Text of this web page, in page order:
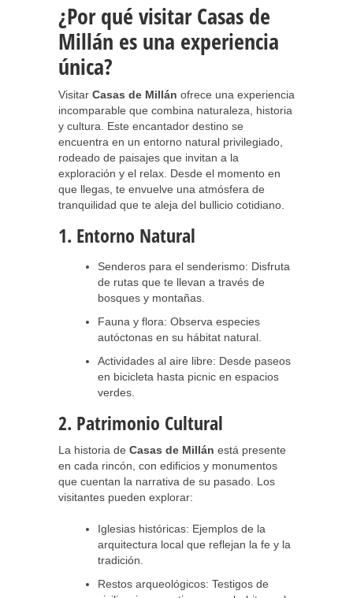
¿Por qué visitar Casas de
Millán es una experiencia
única?
Visitar Casas de Millán ofrece una experiencia
incomparable que combina naturaleza, historia
y cultura. Este encantador destino se
encuentra en un entorno natural privilegiado,
rodeado de paisajes que invitan a la
exploración y el relax. Desde el momento en
que llegas, te envuelve una atmósfera de
tranquilidad que te aleja del bullicio cotidiano.
1. Entorno Natural
Senderos para el senderismo: Disfruta
de rutas que te llevan a través de
bosques y montañas.
Fauna y flora: Observa especies
autóctonas en su hábitat natural.
Actividades al aire libre: Desde paseos
en bicicleta hasta picnic en espacios
verdes.
2. Patrimonio Cultural
La historia de Casas de Millán está presente
en cada rincón, con edificios y monumentos
que cuentan la narrativa de su pasado. Los
visitantes pueden explorar:
Iglesias históricas: Ejemplos de la
arquitectura local que reflejan la fe y la
tradición.
Restos arqueológicos: Testigos de